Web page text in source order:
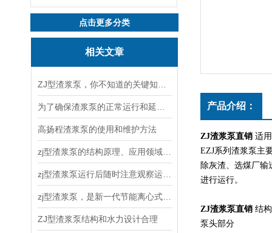
点击更多分类
相关文章
高扬程渣浆泵的使用和维护方法
ZJ型渣浆泵结构和水力设计合理
产品介绍：
ZJ渣浆泵直销 适
EZJ系列渣浆泵主
除灰渣、选煤厂输
进行运行。
ZJ渣浆泵直销 结
泵头部分